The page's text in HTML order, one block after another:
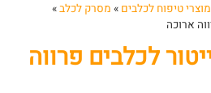
מוצרי טיפוח לכלבים » מסרק לכלב»
ארוכה
לכלבים פרווה